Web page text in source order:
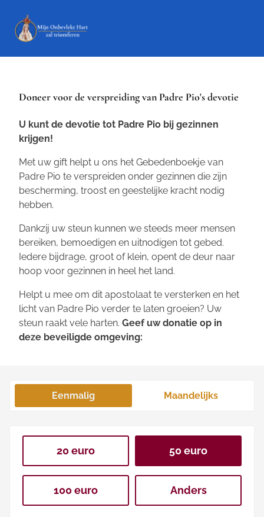
Doneer voor de verspreiding van Padre Pio's devotie
U kunt de devotie tot Padre Pio bij gezinnen
krijgen!
Met uw gift helpt u ons het Gebedenboekje van
Padre Pio te verspreiden onder gezinnen die zijn
bescherming, troost en geestelijke kracht nodig
hebben.
Dankzij uw steun kunnen we steeds meer mensen
bereiken, bemoedigen en uitnodigen tot gebed.
Iedere bijdrage, groot of klein, opent de deur naar
hoop voor gezinnen in heel het land.
Helpt u mee om dit apostolaat te versterken en het
licht van Padre Pio verder te laten groeien? Uw
steun raakt vele harten. Geef uw donatie op in
deze beveiligde omgeving:
Eenmalig Maandelijks
20 euro 50 euro
100 euro Anders